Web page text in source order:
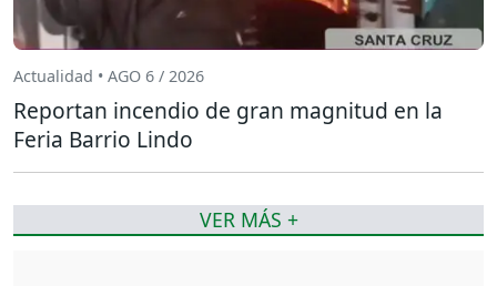
Actualidad • AGO 6 / 2026
Reportan incendio de gran magnitud en la
Feria Barrio Lindo
VER MÁS +